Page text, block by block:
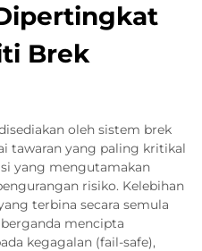
Brek
oleh sistem brek
tawaran yang paling kritikal
yang mengutamakan
risiko. Kelebihan
terbina secara semula
mencipta
kegagalan (fail-safe),